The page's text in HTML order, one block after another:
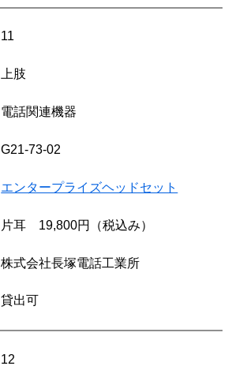
11
上肢
電話関連機器
G21-73-02
エンタープライズヘッドセット
片耳 19,800円（税込み）
株式会社長塚電話工業所
貸出可
12